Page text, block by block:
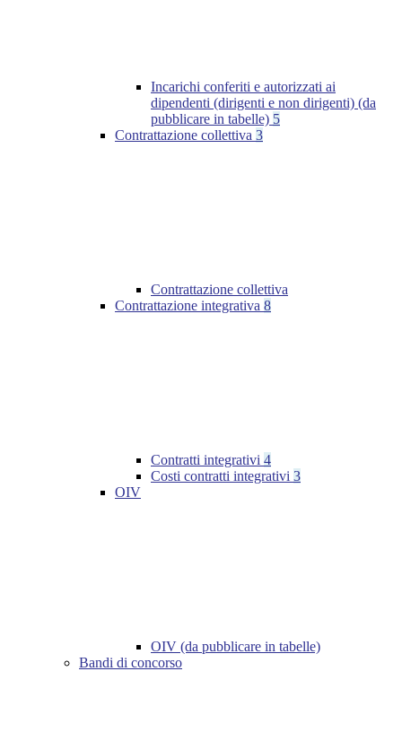
Incarichi conferiti e autorizzati ai
dipendenti (dirigenti e non dirigenti) (da
pubblicare in tabelle) 5
Contrattazione collettiva 3
Contrattazione collettiva
Contrattazione integrativa 8
Contratti integrativi 4
Costi contratti integrativi 3
OIV
OIV (da pubblicare in tabelle)
Bandi di concorso